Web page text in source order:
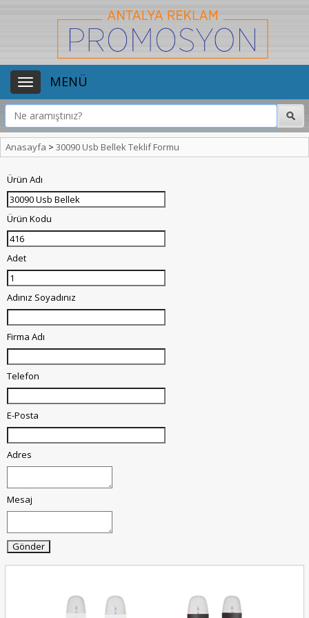
MENÜ
Anasayfa > 30090 Usb Bellek Teklif Formu
Ürün Adı
Ürün Kodu
Adet
Adınız Soyadınız
Firma Adı
Telefon
E-Posta
Adres
Mesaj